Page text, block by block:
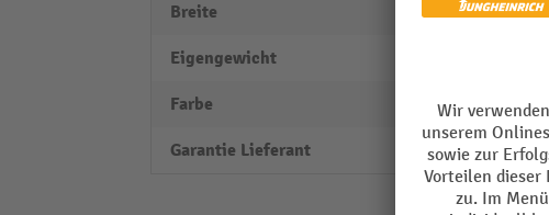
Breite 789 mm
Eigengewicht
Farbe brillantblau
Garantie Lieferant 10